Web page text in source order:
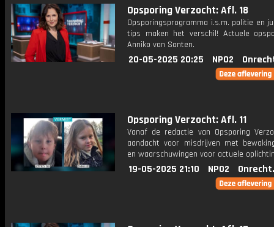
Opsporing Verzocht: Afl. 18
Opsporingsprogramma i.s.m. politie en
tips maken het verschil! Actuele
Anniko van Santen.
20-05-2025 20:25 NPO2
Opsporing Verzocht: Afl. 11
Vanaf de redactie van Opsporing
aandacht voor misdrijven met
en waarschuwingen voor actuele
19-05-2025 21:10 NPO2